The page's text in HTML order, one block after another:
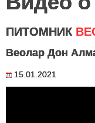
ПИТОМНИК
Веолар Дон
15.01.2021